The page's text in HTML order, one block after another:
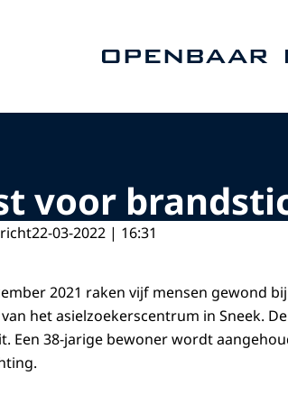
voor
22-03-2022 | 16:31
2021 raken vijf mensen gewond
het asielzoekerscentrum in Sneek.
Een 38-jarige bewoner wordt